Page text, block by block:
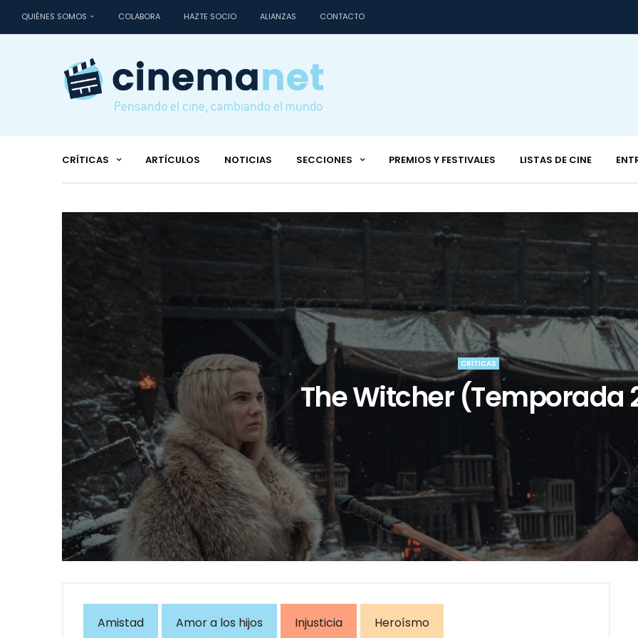
QUIÉNES SOMOS COLABORA HAZTE SOCIO ALIANZAS CONTACTO
CRÍTICAS ARTÍCULOS NOTICIAS SECCIONES PREMIOS Y FESTIVALES LISTAS DE CINE
CRÍTICAS
The Witcher (Temporada
Amistad Amor a los hijos Injusticia Heroísmo